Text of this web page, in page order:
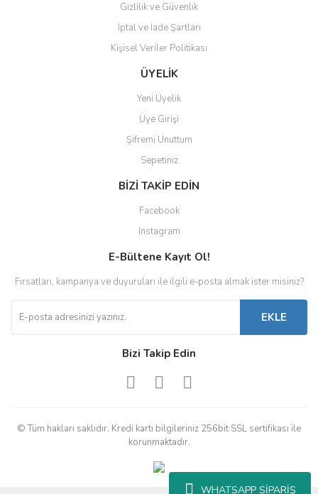
WHATSAPP SİPARİŞ
Gizlilik ve Güvenlik
İptal ve İade Şartları
Kişisel Veriler Politikası
ÜYELİK
Yeni Üyelik
Üye Girişi
Şifremi Unuttum
Sepetiniz
BİZİ TAKİP EDİN
Facebook
Instagram
E-Bültene Kayıt Ol!
Fırsatları, kampanya ve duyuruları ile ilgili e-posta almak ister misiniz?
EKLE
Bizi Takip Edin
© Tüm hakları saklıdır. Kredi kartı bilgileriniz 256bit SSL sertifikası ile
korunmaktadır.